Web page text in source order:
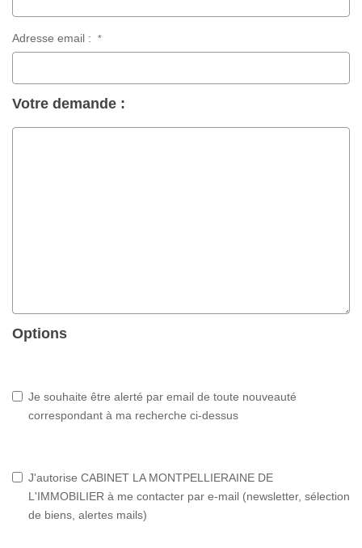
Adresse email : *
Votre demande :
Options
Je souhaite être alerté par email de toute nouveauté
correspondant à ma recherche ci-dessus
J'autorise CABINET LA MONTPELLIERAINE DE
L'IMMOBILIER à me contacter par e-mail (newsletter, sélection
de biens, alertes mails)